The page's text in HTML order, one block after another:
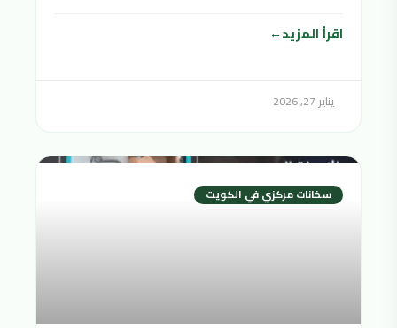
الصحية. شرائح المجتمع
اقرأ المزيد
يناير 27, 2026
سخانات مركزي في الكويت